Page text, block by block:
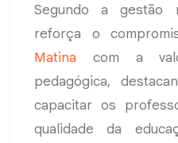
Segundo a gestão
reforça o
Matina com a
pedagógica,
capacitar os
qualidade da